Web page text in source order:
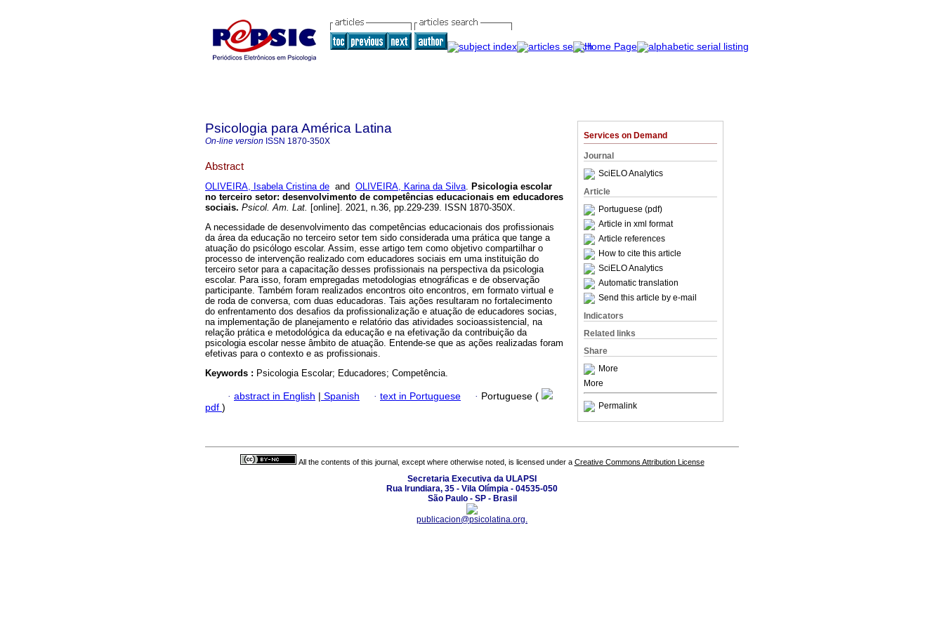
Services on Demand
Journal
SciELO Analytics
Article
Portuguese (pdf)
Article in xml format
Article references
How to cite this article
SciELO Analytics
Automatic translation
Send this article by e-mail
Indicators
Related links
Share
More
More
Permalink
Psicologia para América Latina
On-line version ISSN 1870-350X
Abstract
OLIVEIRA, Isabela Cristina de and OLIVEIRA, Karina da Silva. Psicologia escolar
no terceiro setor: desenvolvimento de competências educacionais em educadores
sociais. Psicol. Am. Lat. [online]. 2021, n.36, pp.229-239. ISSN 1870-350X.
A necessidade de desenvolvimento das competências educacionais dos profissionais
da área da educação no terceiro setor tem sido considerada uma prática que tange a
atuação do psicólogo escolar. Assim, esse artigo tem como objetivo compartilhar o
processo de intervenção realizado com educadores sociais em uma instituição do
terceiro setor para a capacitação desses profissionais na perspectiva da psicologia
escolar. Para isso, foram empregadas metodologias etnográficas e de observação
participante. Também foram realizados encontros oito encontros, em formato virtual e
de roda de conversa, com duas educadoras. Tais ações resultaram no fortalecimento
do enfrentamento dos desafios da profissionalização e atuação de educadores socias,
na implementação de planejamento e relatório das atividades socioassistencial, na
relação prática e metodológica da educação e na efetivação da contribuição da
psicologia escolar nesse âmbito de atuação. Entende-se que as ações realizadas foram
efetivas para o contexto e as profissionais.
Keywords : Psicologia Escolar; Educadores; Competência.
· abstract in English | Spanish · text in Portuguese · Portuguese (
pdf )
All the contents of this journal, except where otherwise noted, is licensed under a Creative Commons Attribution License
Secretaria Executiva da ULAPSI
Rua Irundiara, 35 - Vila Olímpia - 04535-050
São Paulo - SP - Brasil
publicacion@psicolatina.org.